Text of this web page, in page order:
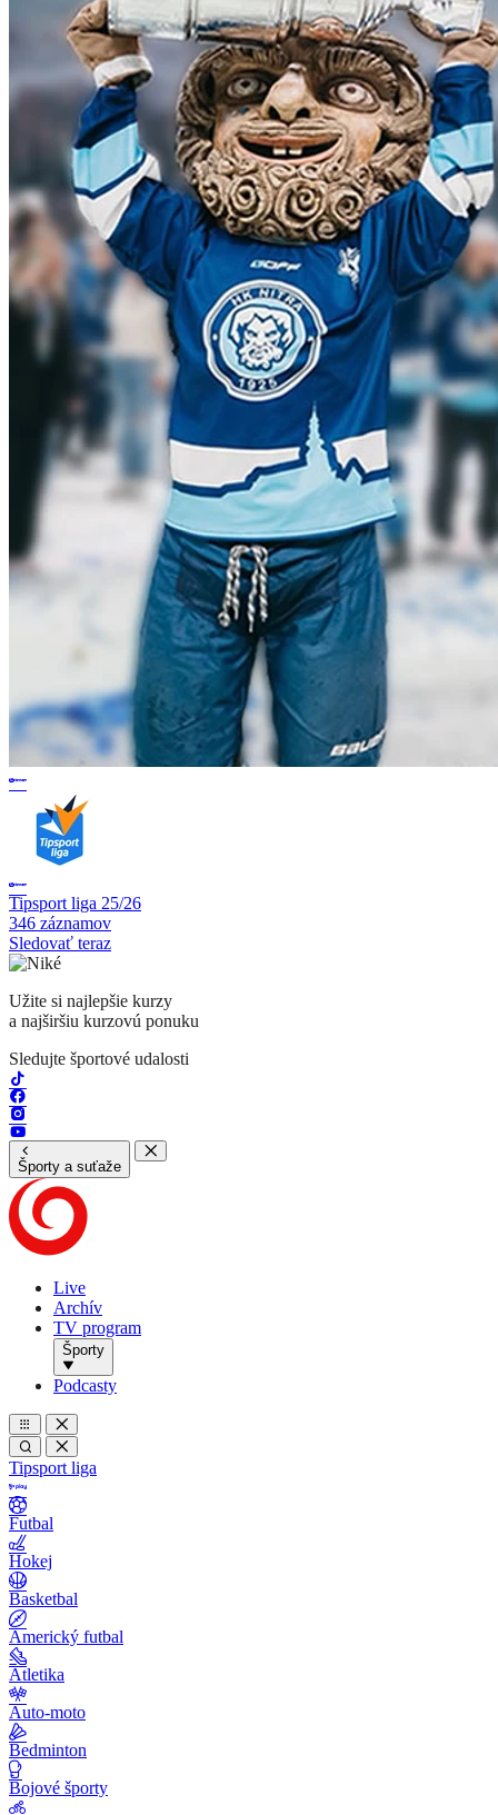
Tipsport liga 25/26
346 záznamov
Sledovať teraz
Užite si najlepšie kurzy
a najširšiu kurzovú ponuku
Sledujte športové udalosti
Športy a suťaže
Live
Archív
TV program
Športy
Podcasty
Tipsport liga
Futbal
Hokej
Basketbal
Americký futbal
Atletika
Auto-moto
Bedminton
Bojové športy